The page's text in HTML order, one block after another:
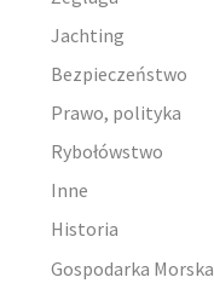
Jachting
Bezpieczeństwo
Prawo, polityka
Rybołówstwo
Inne
Historia
Gospodarka Morska